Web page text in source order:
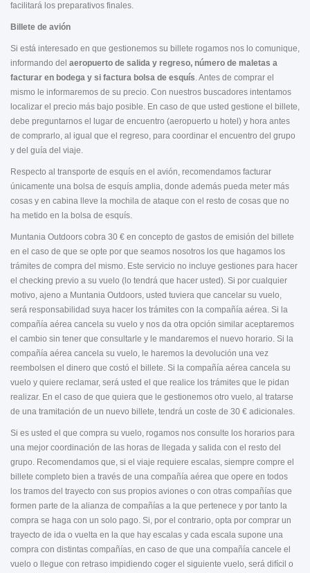
facilitará los preparativos finales.
Billete de avión
Si está interesado en que gestionemos su billete rogamos nos lo comunique,
informando del aeropuerto de salida y regreso, número de maletas a
facturar en bodega y si factura bolsa de esquís. Antes de comprar el
mismo le informaremos de su precio. Con nuestros buscadores intentamos
localizar el precio más bajo posible. En caso de que usted gestione el billete,
debe preguntarnos el lugar de encuentro (aeropuerto u hotel) y hora antes
de comprarlo, al igual que el regreso, para coordinar el encuentro del grupo
y del guía del viaje.
Respecto al transporte de esquís en el avión, recomendamos facturar
únicamente una bolsa de esquís amplia, donde además pueda meter más
cosas y en cabina lleve la mochila de ataque con el resto de cosas que no
ha metido en la bolsa de esquís.
Muntania Outdoors cobra 30 € en concepto de gastos de emisión del billete
en el caso de que se opte por que seamos nosotros los que hagamos los
trámites de compra del mismo. Este servicio no incluye gestiones para hacer
el checking previo a su vuelo (lo tendrá que hacer usted). Si por cualquier
motivo, ajeno a Muntania Outdoors, usted tuviera que cancelar su vuelo,
será responsabilidad suya hacer los trámites con la compañía aérea. Si la
compañía aérea cancela su vuelo y nos da otra opción similar aceptaremos
el cambio sin tener que consultarle y le mandaremos el nuevo horario. Si la
compañía aérea cancela su vuelo, le haremos la devolución una vez
reembolsen el dinero que costó el billete. Si la compañía aérea cancela su
vuelo y quiere reclamar, será usted el que realice los trámites que le pidan
realizar. En el caso de que quiera que le gestionemos otro vuelo, al tratarse
de una tramitación de un nuevo billete, tendrá un coste de 30 € adicionales.
Si es usted el que compra su vuelo, rogamos nos consulte los horarios para
una mejor coordinación de las horas de llegada y salida con el resto del
grupo. Recomendamos que, si el viaje requiere escalas, siempre compre el
billete completo bien a través de una compañía aérea que opere en todos
los tramos del trayecto con sus propios aviones o con otras compañías que
formen parte de la alianza de compañías a la que pertenece y por tanto la
compra se haga con un solo pago. Si, por el contrario, opta por comprar un
trayecto de ida o vuelta en la que hay escalas y cada escala supone una
compra con distintas compañías, en caso de que una compañía cancele el
vuelo o llegue con retraso impidiendo coger el siguiente vuelo, será difícil o